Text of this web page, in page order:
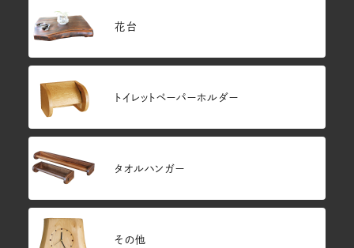
花台
トイレットペーパーホルダー
タオルハンガー
その他